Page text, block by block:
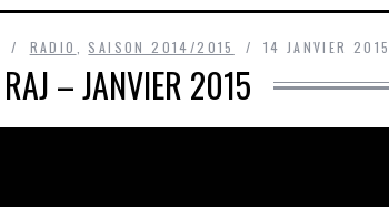
RADIO SAISON 2014/2015 14 JANVIER 2015
RAJ – JANVIER 2015